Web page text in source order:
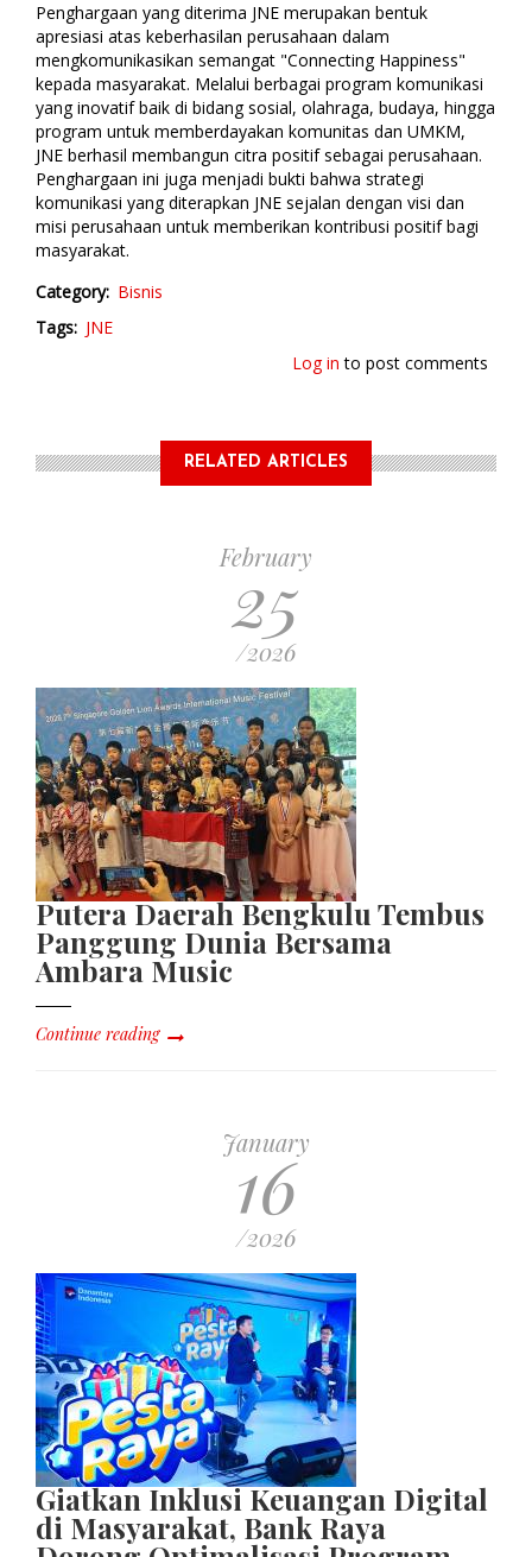
Penghargaan yang diterima JNE merupakan bentuk
apresiasi atas keberhasilan perusahaan dalam
mengkomunikasikan semangat "Connecting Happiness"
kepada masyarakat. Melalui berbagai program komunikasi
yang inovatif baik di bidang sosial, olahraga, budaya, hingga
program untuk memberdayakan komunitas dan UMKM,
JNE berhasil membangun citra positif sebagai perusahaan.
Penghargaan ini juga menjadi bukti bahwa strategi
komunikasi yang diterapkan JNE sejalan dengan visi dan
misi perusahaan untuk memberikan kontribusi positif bagi
masyarakat.
Category Bisnis
Tags JNE
Log in to post comments
RELATED ARTICLES
February
25
/2026
Putera Daerah Bengkulu Tembus
Panggung Dunia Bersama
Ambara Music
Continue reading
January
16
/2026
Giatkan Inklusi Keuangan Digital
di Masyarakat, Bank Raya